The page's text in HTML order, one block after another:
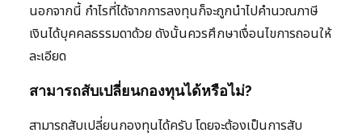
นอกจากนี้ กำไรที่ได้จากการลงทุนก็จะถูกนำไปคำนวณภาษี
เงินได้บุคคลธรรมดาด้วย ดังนั้นควรศึกษาเงื่อนไขการถอนให้
ละเอียด
สามารถสับเปลี่ยนกองทุนได้หรือไม่?
สามารถสับเปลี่ยนกองทุนได้ครับ โดยจะต้องเป็นการสับ